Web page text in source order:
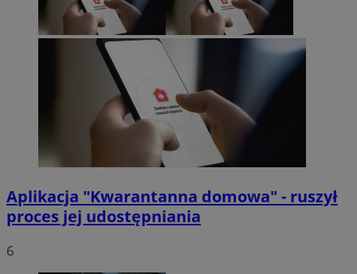
Aplikacja "Kwarantanna domowa" - ruszył
proces jej udostępniania
6